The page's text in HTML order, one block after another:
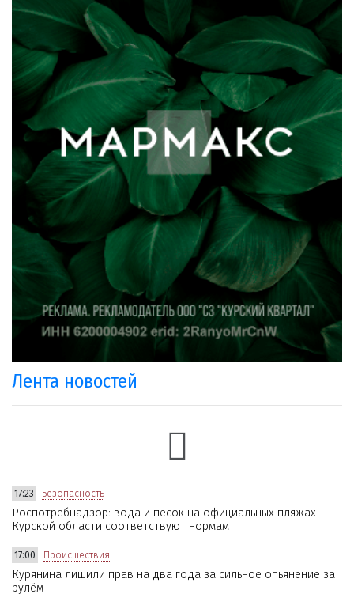
Лента новостей
17:23 Безопасность
Роспотребнадзор: вода и песок на официальных пляжах
Курской области соответствуют нормам
17:00 Происшествия
Курянина лишили прав на два года за сильное опьянение за
рулём